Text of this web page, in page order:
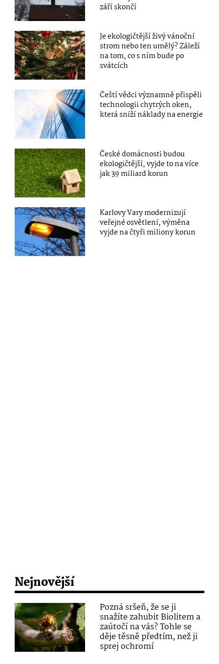
září skončí
Je ekologičtější živý vánoční
strom nebo ten umělý? Záleží
na tom, co s ním bude po
svátcích
Čeští vědci významně přispěli
technologii chytrých oken,
která sníží náklady na energie
České domácnosti budou
ekologičtější, vyjde to na více
jak 39 miliard korun
Karlovy Vary modernizují
veřejné osvětlení, výměna
vyjde na čtyři miliony korun
Nejnovější
Pozná sršeň, že se ji
snažíte zahubit Biolitem a
zaútočí na vás? Tohle se
děje těsně předtím, než ji
sprej ochromí